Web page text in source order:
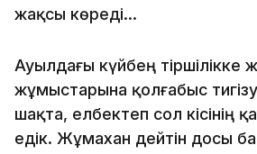
жақсы көреді...
Ауылдағы күйбең тіршілікке
жұмыстарына қолғабыс
шақта, елбектеп сол кісінің
едік. Жұмахан дейтін досы бар.